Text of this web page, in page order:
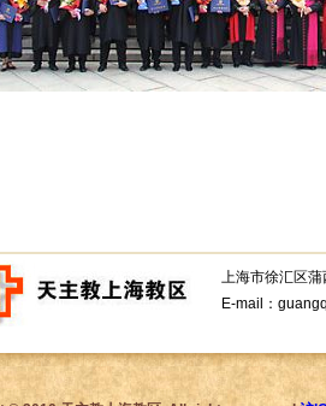
上海市徐汇区
E-mail：